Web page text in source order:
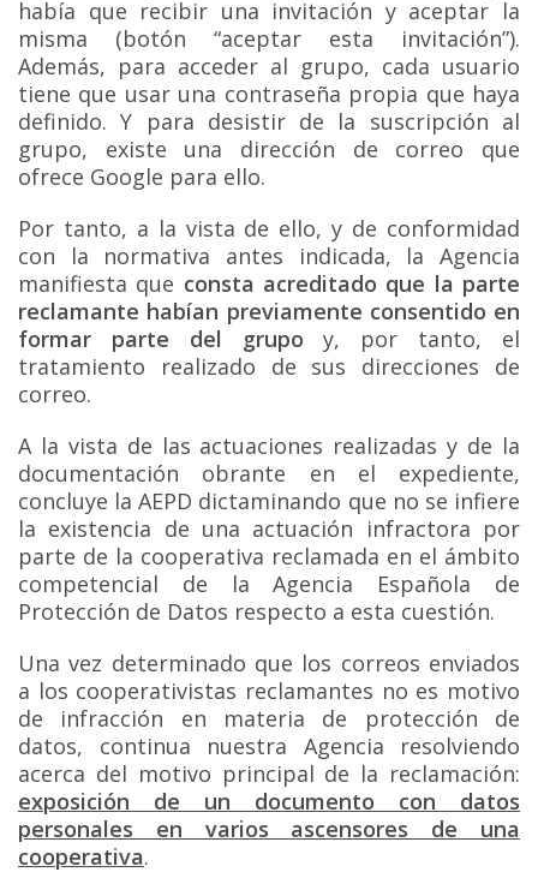
había que recibir una invitación y aceptar la
misma (botón “aceptar esta invitación”).
Además, para acceder al grupo, cada usuario
tiene que usar una contraseña propia que haya
definido. Y para desistir de la suscripción al
grupo, existe una dirección de correo que
ofrece Google para ello.
Por tanto, a la vista de ello, y de conformidad
con la normativa antes indicada, la Agencia
manifiesta que consta acreditado que la parte
reclamante habían previamente consentido en
formar parte del grupo y, por tanto, el
tratamiento realizado de sus direcciones de
correo.
A la vista de las actuaciones realizadas y de la
documentación obrante en el expediente,
concluye la AEPD dictaminando que no se infiere
la existencia de una actuación infractora por
parte de la cooperativa reclamada en el ámbito
competencial de la Agencia Española de
Protección de Datos respecto a esta cuestión.
Una vez determinado que los correos enviados
a los cooperativistas reclamantes no es motivo
de infracción en materia de protección de
datos, continua nuestra Agencia resolviendo
acerca del motivo principal de la reclamación:
exposición de un documento con datos
personales en varios ascensores de una
cooperativa.